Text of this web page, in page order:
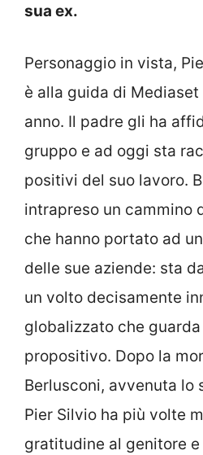
sua ex.
Personaggio in vista,
è alla guida di
anno. Il padre gli ha
gruppo e ad oggi sta
positivi del suo lavoro.
intrapreso un cammino
che hanno portato ad
delle sue aziende: sta
un volto decisamente
globalizzato che
propositivo. Dopo la
Berlusconi, avvenuta lo
Pier Silvio ha più volte
gratitudine al genitore